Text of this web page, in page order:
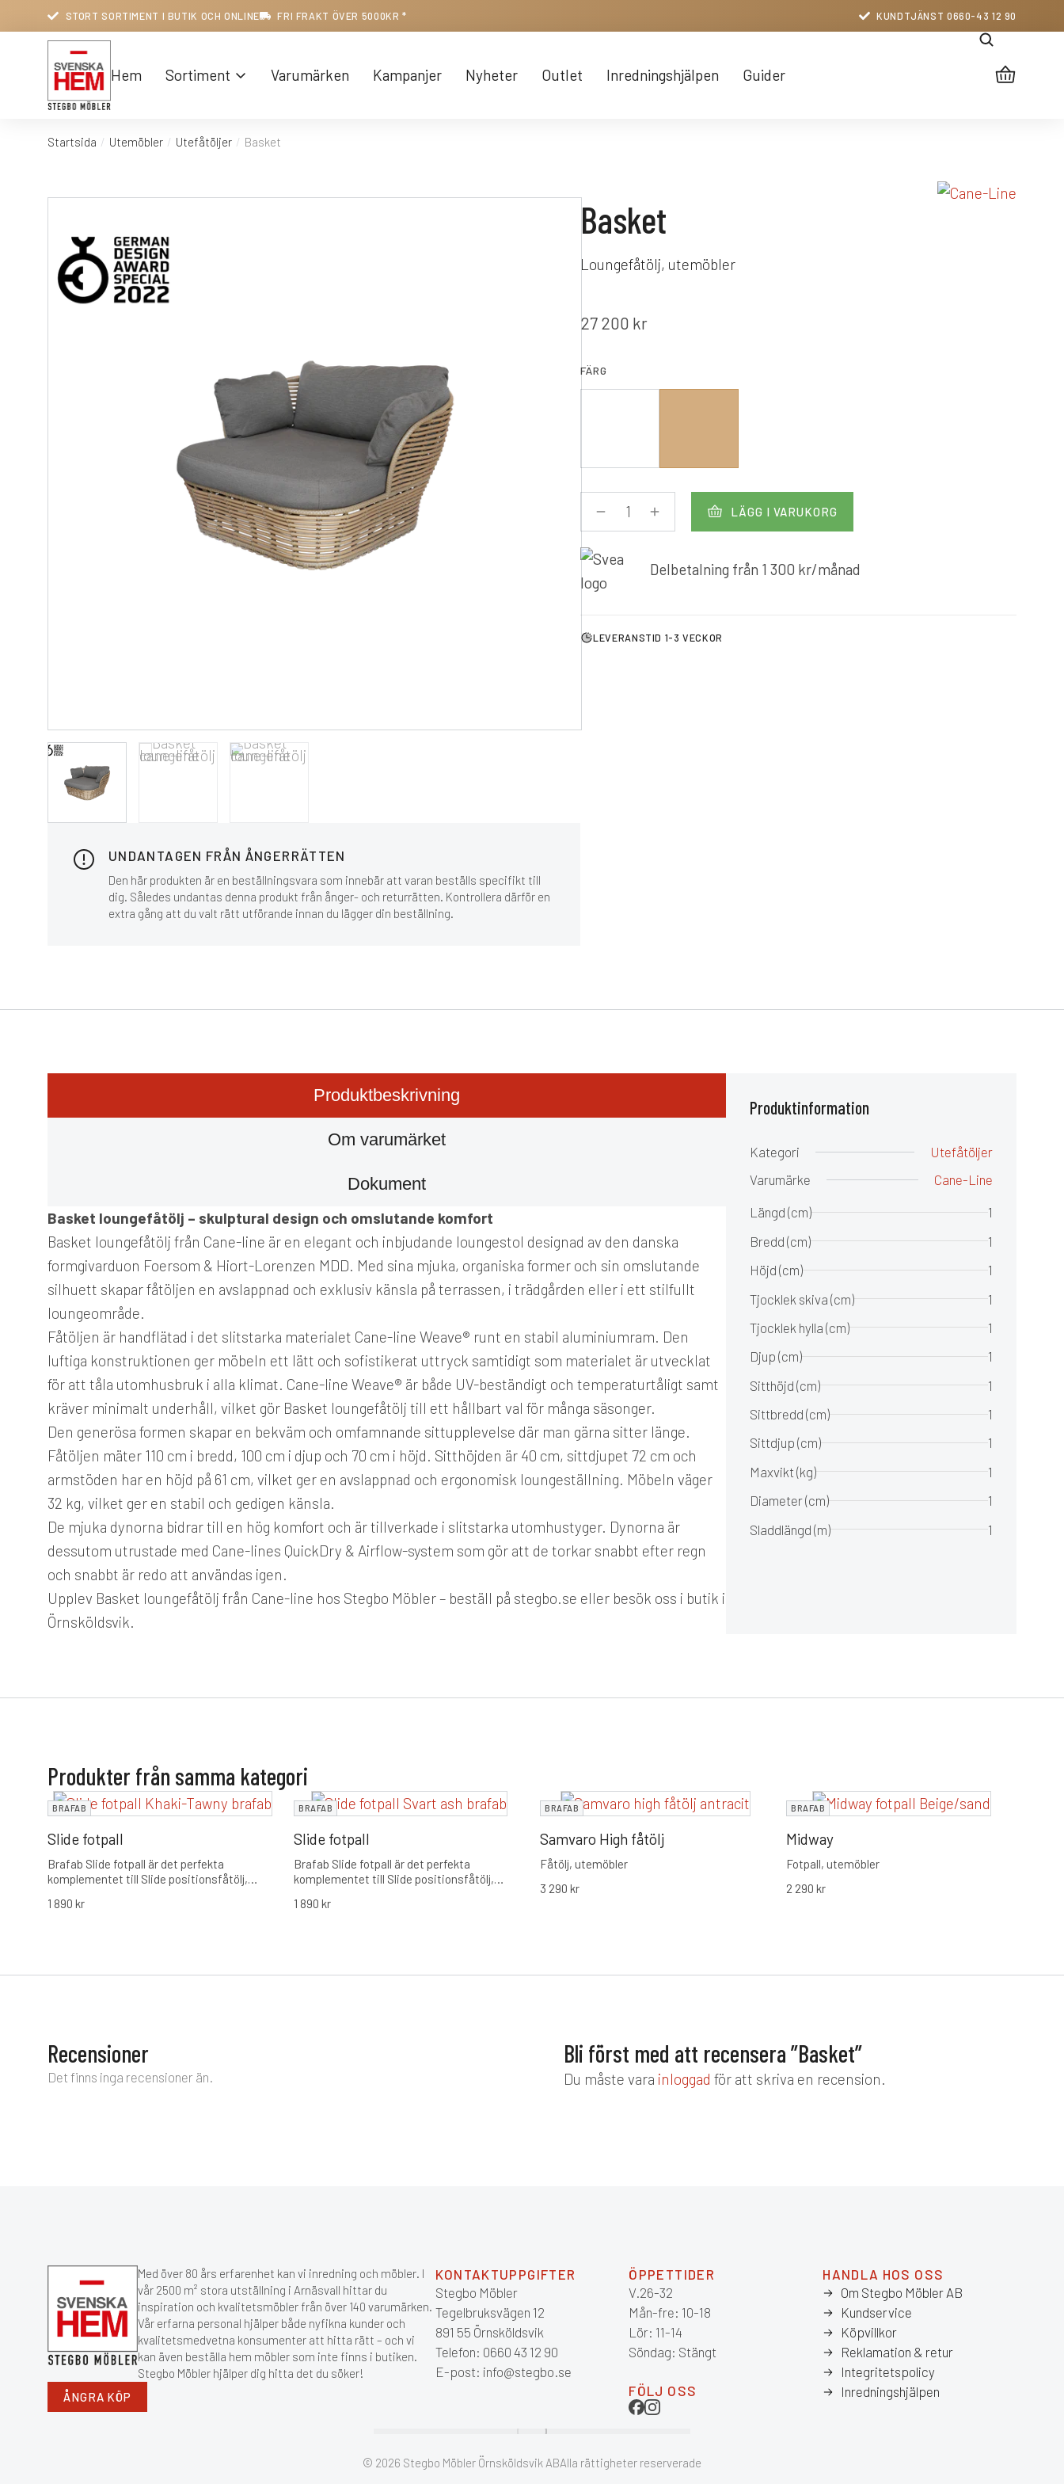
STORT SORTIMENT I BUTIK OCH ONLINE FRI FRAKT ÖVER 5000KR * KUNDTJÄNST 0660-43 12 90
Hem Sortiment Varumärken Kampanjer Nyheter Outlet Inredningshjälpen Guider
Du är här:
Startsida Utemöbler Utefåtöljer Basket
UNDANTAGEN FRÅN ÅNGERRÄTTEN
Den här produkten är en beställningsvara som innebär att varan beställs specifikt till
dig. Således undantas denna produkt från ånger- och returrätten. Kontrollera därför en
extra gång att du valt rätt utförande innan du lägger din beställning.
Basket
Loungefåtölj, utemöbler
27 200 kr
FÄRG
LÄGG I VARUKORG
Delbetalning från 1 300 kr/månad
LEVERANSTID 1-3 VECKOR
Produktbeskrivning
Om varumärket
Dokument
Basket loungefåtölj – skulptural design och omslutande komfort
Basket loungefåtölj från Cane-line är en elegant och inbjudande loungestol designad av den danska
formgivarduon Foersom & Hiort-Lorenzen MDD. Med sina mjuka, organiska former och sin omslutande
silhuett skapar fåtöljen en avslappnad och exklusiv känsla på terrassen, i trädgården eller i ett stilfullt
loungeområde.
Fåtöljen är handflätad i det slitstarka materialet Cane-line Weave® runt en stabil aluminiumram. Den
luftiga konstruktionen ger möbeln ett lätt och sofistikerat uttryck samtidigt som materialet är utvecklat
för att tåla utomhusbruk i alla klimat. Cane-line Weave® är både UV-beständigt och temperaturtåligt samt
kräver minimalt underhåll, vilket gör Basket loungefåtölj till ett hållbart val för många säsonger.
Den generösa formen skapar en bekväm och omfamnande sittupplevelse där man gärna sitter länge.
Fåtöljen mäter 110 cm i bredd, 100 cm i djup och 70 cm i höjd. Sitthöjden är 40 cm, sittdjupet 72 cm och
armstöden har en höjd på 61 cm, vilket ger en avslappnad och ergonomisk loungeställning. Möbeln väger
32 kg, vilket ger en stabil och gedigen känsla.
De mjuka dynorna bidrar till en hög komfort och är tillverkade i slitstarka utomhustyger. Dynorna är
dessutom utrustade med Cane-lines QuickDry & Airflow-system som gör att de torkar snabbt efter regn
och snabbt är redo att användas igen.
Upplev Basket loungefåtölj från Cane-line hos Stegbo Möbler – beställ på stegbo.se eller besök oss i butik i
Örnsköldsvik.
Produktinformation
Kategori
Utefåtöljer
Varumärke
Cane-Line
Längd (cm)
1
Bredd (cm)
1
Höjd (cm)
1
Tjocklek skiva (cm)
1
Tjocklek hylla (cm)
1
Djup (cm)
1
Sitthöjd (cm)
1
Sittbredd (cm)
1
Sittdjup (cm)
1
Maxvikt (kg)
1
Diameter (cm)
1
Sladdlängd (m)
1
Produkter från samma kategori
BRAFAB
Slide fotpall
Brafab Slide fotpall är det perfekta
komplementet till Slide positionsfåtölj,
Med en robust aluminiumstomme och en
1 890 kr
BRAFAB
Slide fotpall
Brafab Slide fotpall är det perfekta
komplementet till Slide positionsfåtölj,
Med en robust aluminiumstomme och en
1 890 kr
BRAFAB
Samvaro High fåtölj
Fåtölj, utemöbler
3 290 kr
BRAFAB
Midway
Fotpall, utemöbler
2 290 kr
Recensioner
Det finns inga recensioner än.
Bli först med att recensera ”Basket”
Du måste vara inloggad för att skriva en recension.
Med över 80 års erfarenhet kan vi inredning och möbler. I
vår 2500 m² stora utställning i Arnäsvall hittar du
inspiration och kvalitetsmöbler från över 140 varumärken.
Vår erfarna personal hjälper både nyfikna kunder och
kvalitetsmedvetna konsumenter att hitta rätt – och vi
kan även beställa hem möbler som inte finns i butiken.
Stegbo Möbler hjälper dig hitta det du söker!
ÅNGRA KÖP
KONTAKTUPPGIFTER
Stegbo Möbler
Tegelbruksvägen 12
891 55 Örnsköldsvik
Telefon: 0660 43 12 90
E-post: info@stegbo.se
ÖPPETTIDER
V.26-32
Mån-fre: 10-18
Lör: 11-14
Söndag: Stängt
FÖLJ OSS
HANDLA HOS OSS
Om Stegbo Möbler AB
Kundservice
Köpvillkor
Reklamation & retur
Integritetspolicy
Inredningshjälpen
© 2026 Stegbo Möbler Örnsköldsvik ABAlla rättigheter reserverade